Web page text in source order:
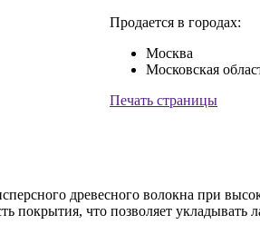
Продается в городах:
Москва
Московская
Печать страницы
древесного волокна при
покрытия, что позволяет укладывать